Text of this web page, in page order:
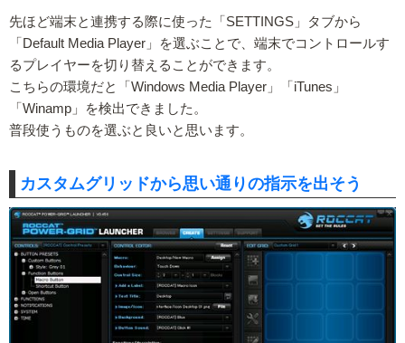
先ほど端末と連携する際に使った「SETTINGS」タブから
「Default Media Player」を選ぶことで、端末でコントロールす
るプレイヤーを切り替えることができます。
こちらの環境だと「Windows Media Player」「iTunes」
「Winamp」を検出できました。
普段使うものを選ぶと良いと思います。
カスタムグリッドから思い通りの指示を出そう